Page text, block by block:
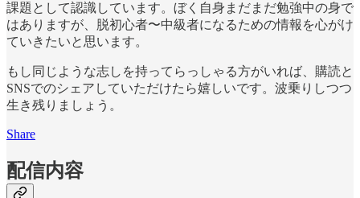
課題として認識しています。ぼく自身まだまだ勉強中の身で
はありますが、脱初心者〜中級者になるための情報を心がけ
ていきたいと思います。
もし同じような志しを持ってらっしゃる方がいれば、購読と
SNSでのシェアしていただけたら嬉しいです。波乗りしつつ
生き残りましょう。
Share
配信内容